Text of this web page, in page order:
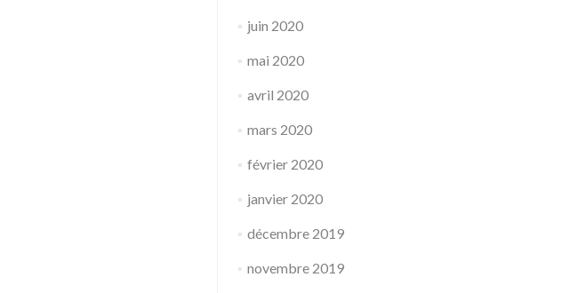
juin 2020
mai 2020
avril 2020
mars 2020
février 2020
janvier 2020
décembre 2019
novembre 2019